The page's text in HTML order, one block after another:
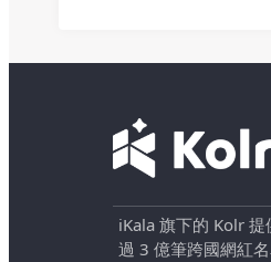
iKala 旗下的 Kolr
過 3 億筆跨國網紅